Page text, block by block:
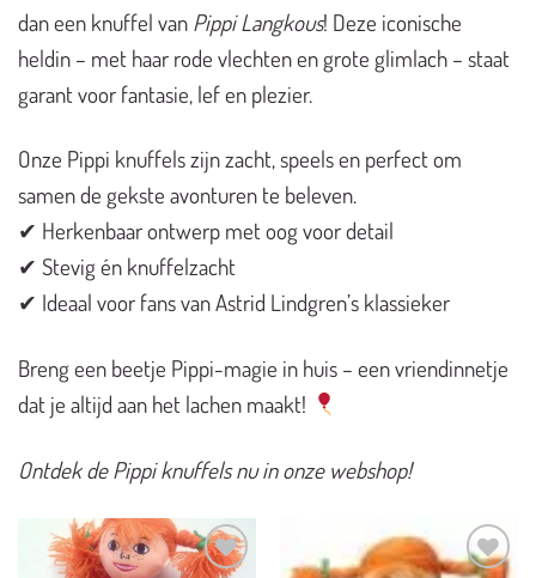
dan een knuffel van Pippi Langkous! Deze iconische
heldin – met haar rode vlechten en grote glimlach – staat
garant voor fantasie, lef en plezier.
Onze Pippi knuffels zijn zacht, speels en perfect om
samen de gekste avonturen te beleven.
✔ Herkenbaar ontwerp met oog voor detail
✔ Stevig én knuffelzacht
✔ Ideaal voor fans van Astrid Lindgren’s klassieker
Breng een beetje Pippi-magie in huis – een vriendinnetje
dat je altijd aan het lachen maakt!
Ontdek de Pippi knuffels nu in onze webshop!